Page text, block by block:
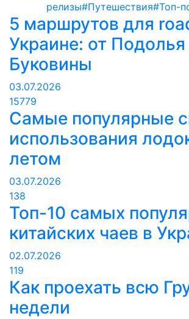
релизы#Путешествия#Топ-
5 маршрутов для
Украине: от
Буковины
03.07.2026
15779
Самые популярные
использования
летом
03.07.2026
138
Топ-10 самых
китайских чаев в
02.07.2026
119
Как проехать всю
недели